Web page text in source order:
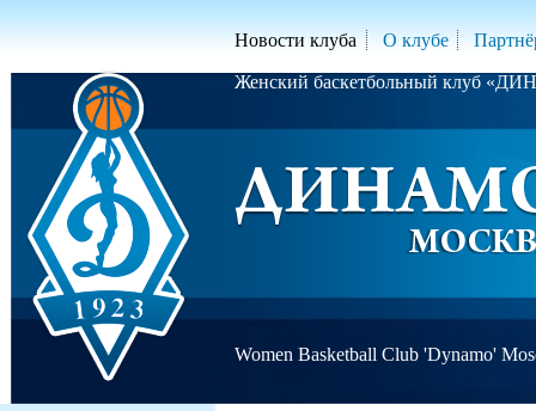
Новости клуба О клубе
Женский баскетбольный клуб
Women Basketball Club 'Dynamo'